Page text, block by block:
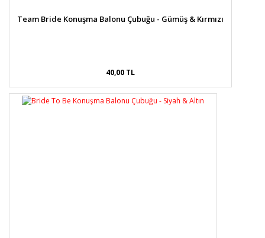
Team Bride Konuşma Balonu Çubuğu - Gümüş & Kırmızı
40,00 TL